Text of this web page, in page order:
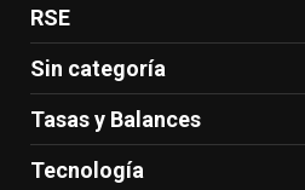
RSE
Sin categoría
Tasas y Balances
Tecnología